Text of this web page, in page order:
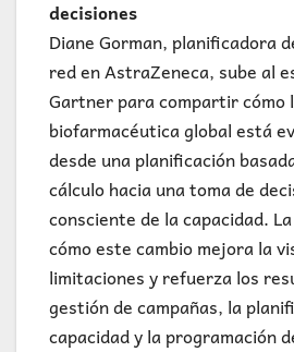
decisiones
Diane Gorman, planificadora
red en AstraZeneca, sube al
Gartner para compartir cómo
biofarmacéutica global está
desde una planificación
cálculo hacia una toma de
consciente de la capacidad.
cómo este cambio mejora la
limitaciones y refuerza los
gestión de campañas, la
capacidad y la programación